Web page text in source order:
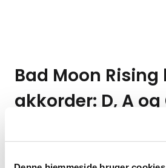
Bad Moon Rising
akkorder: D, A og
I denne video bliver du
mening en af de bedste